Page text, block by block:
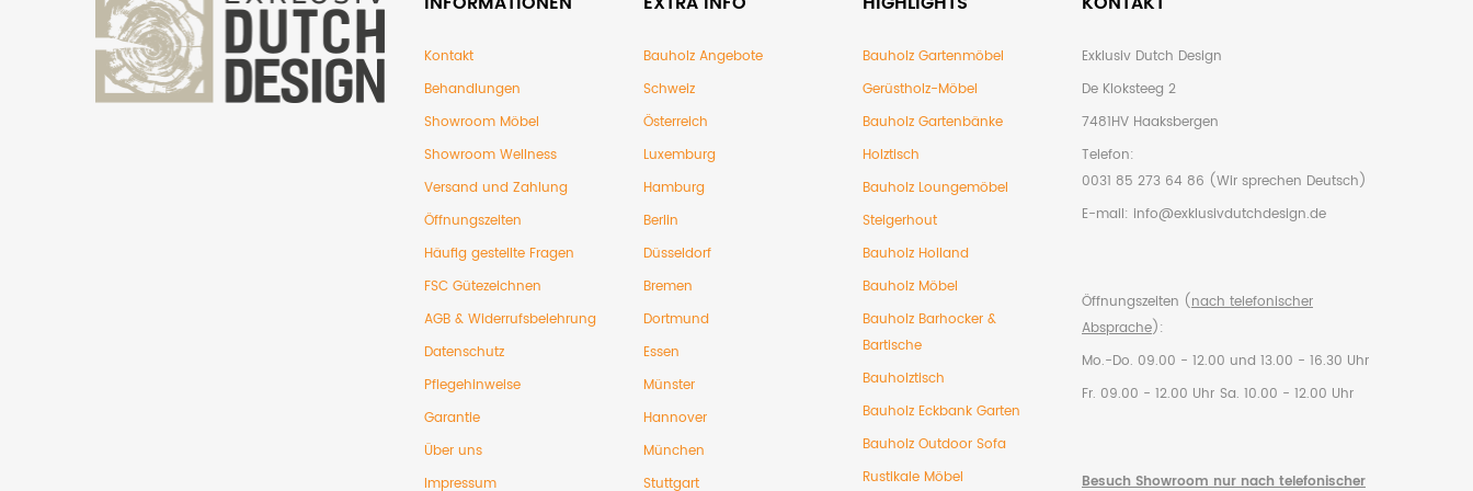
Kontakt
Behandlungen
Showroom Möbel
Showroom Wellness
Versand und Zahlung
Öffnungszeiten
Häufig gestellte Fragen
FSC Gütezeichnen
AGB & Widerrufsbelehrung
Datenschutz
Pflegehinweise
Garantie
Über uns
Impressum
Bauholz Angebote
Schweiz
Österreich
Luxemburg
Hamburg
Berlin
Düsseldorf
Bremen
Dortmund
Essen
Münster
Hannover
München
Stuttgart
Bauholz Gartenmöbel
Gerüstholz-Möbel
Bauholz Gartenbänke
Holztisch
Bauholz Loungemöbel
Steigerhout
Bauholz Holland
Bauholz Möbel
Bauholz Barhocker &
Bartische
Bauholztisch
Bauholz Eckbank Garten
Bauholz Outdoor Sofa
Rustikale Möbel
Exklusiv Dutch Design
De Kloksteeg 2
7481HV Haaksbergen
Telefon:
0031 85 273 64 86 (Wir sprechen Deutsch)
E-mail: info@exklusivdutchdesign.de
Öffnungszeiten (nach telefonischer
Absprache):
Mo.-Do. 09.00 - 12.00 und 13.00 - 16.30 Uhr
Fr. 09.00 - 12.00 Uhr Sa. 10.00 - 12.00 Uhr
Besuch Showroom nur nach telefonischer